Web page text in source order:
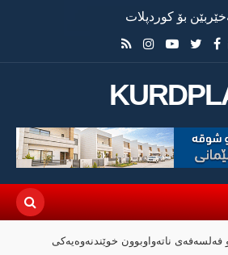
بۆ کوردپلات
فەلسەفەی ناتەواوبوون خوێندنەوەیەکی